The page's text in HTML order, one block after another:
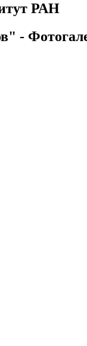
РАН
-